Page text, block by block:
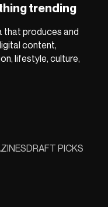
trending
that produces and
content,
lifestyle, culture,
DRAFT PICKS